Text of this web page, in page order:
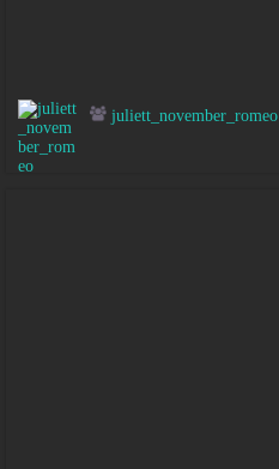
juliett_november_romeo